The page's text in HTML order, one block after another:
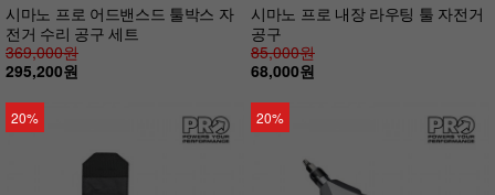
시마노 프로 어드밴스드 툴박스 자
전거 수리 공구 세트
369,000원
295,200원
시마노 프로 내장 라우팅 툴 자전거
공구
85,000원
68,000원
20% 20%